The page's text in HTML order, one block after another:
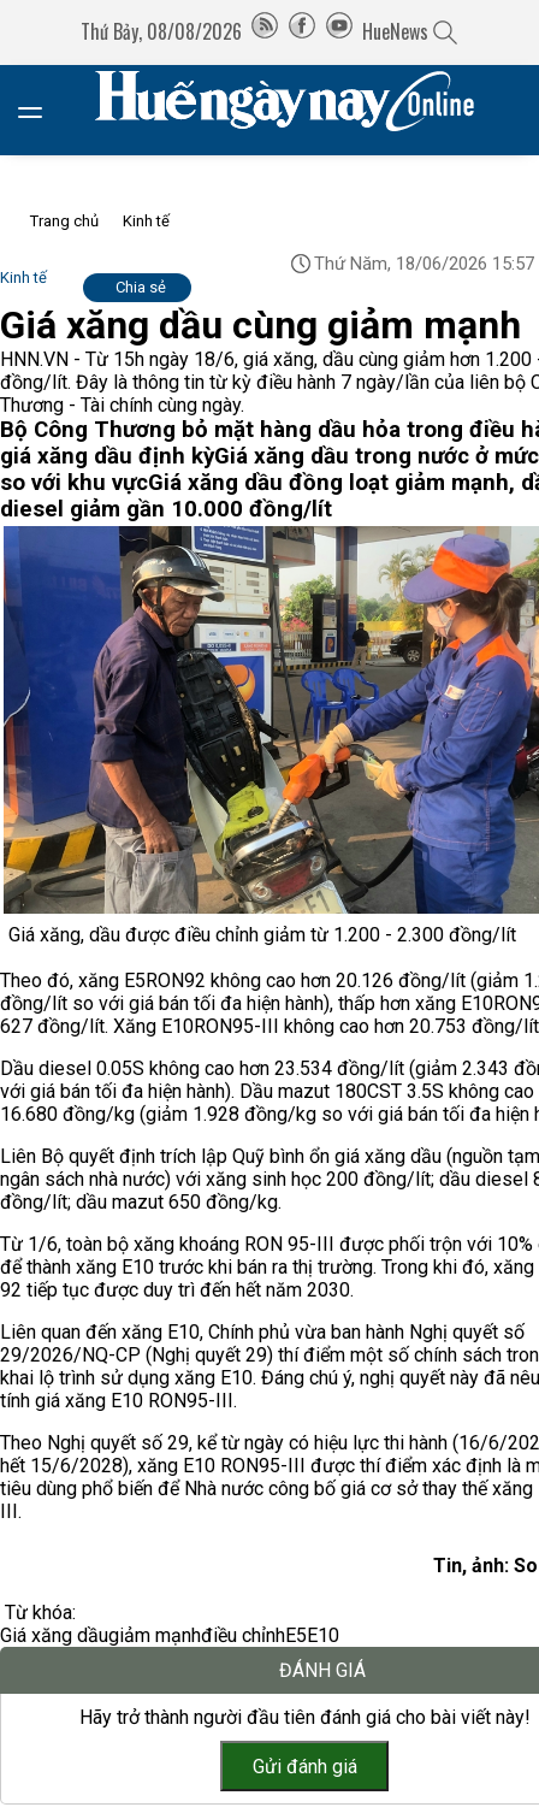
Thứ Bảy, 08/08/2026 HueNews
Trang chủ Kinh tế
Kinh tế
Thứ Năm, 18/06/2026 15:57
Chia sẻ
Giá xăng dầu cùng giảm mạnh
HNN.VN - Từ 15h ngày 18/6, giá xăng, dầu cùng giảm hơn 1.200
đồng/lít. Đây là thông tin từ kỳ điều hành 7 ngày/lần của liên bộ
Thương - Tài chính cùng ngày.
Bộ Công Thương bỏ mặt hàng dầu hỏa trong điều
giá xăng dầu định kỳGiá xăng dầu trong nước ở
so với khu vựcGiá xăng dầu đồng loạt giảm mạnh,
diesel giảm gần 10.000 đồng/lít
Giá xăng, dầu được điều chỉnh giảm từ 1.200 - 2.300 đồng/lít
Theo đó, xăng E5RON92 không cao hơn 20.126 đồng/lít (giảm
đồng/lít so với giá bán tối đa hiện hành), thấp hơn xăng
627 đồng/lít. Xăng E10RON95-III không cao hơn 20.753 đồng/
Dầu diesel 0.05S không cao hơn 23.534 đồng/lít (giảm 2.343
với giá bán tối đa hiện hành). Dầu mazut 180CST 3.5S không cao
16.680 đồng/kg (giảm 1.928 đồng/kg so với giá bán tối đa hiện
Liên Bộ quyết định trích lập Quỹ bình ổn giá xăng dầu (nguồn
ngân sách nhà nước) với xăng sinh học 200 đồng/lít; dầu diesel
đồng/lít; dầu mazut 650 đồng/kg.
Từ 1/6, toàn bộ xăng khoáng RON 95-III được phối trộn với 10%
để thành xăng E10 trước khi bán ra thị trường. Trong khi đó, xăng
92 tiếp tục được duy trì đến hết năm 2030.
Liên quan đến xăng E10, Chính phủ vừa ban hành Nghị quyết số
29/2026/NQ-CP (Nghị quyết 29) thí điểm một số chính sách
khai lộ trình sử dụng xăng E10. Đáng chú ý, nghị quyết này đã
tính giá xăng E10 RON95-III.
Theo Nghị quyết số 29, kể từ ngày có hiệu lực thi hành (16/6/
hết 15/6/2028), xăng E10 RON95-III được thí điểm xác định là
tiêu dùng phổ biến để Nhà nước công bố giá cơ sở thay thế xăng
III.
Tin, ảnh:
Từ khóa:
Giá xăng dầugiảm mạnhđiều chỉnhE5E10
ĐÁNH GIÁ
Hãy trở thành người đầu tiên đánh giá cho bài viết này!